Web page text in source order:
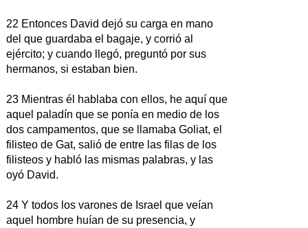
22 Entonces David dejó su carga en mano
del que guardaba el bagaje, y corrió al
ejército; y cuando llegó, preguntó por sus
hermanos, si estaban bien.
23 Mientras él hablaba con ellos, he aquí que
aquel paladín que se ponía en medio de los
dos campamentos, que se llamaba Goliat, el
filisteo de Gat, salió de entre las filas de los
filisteos y habló las mismas palabras, y las
oyó David.
24 Y todos los varones de Israel que veían
aquel hombre huían de su presencia, y